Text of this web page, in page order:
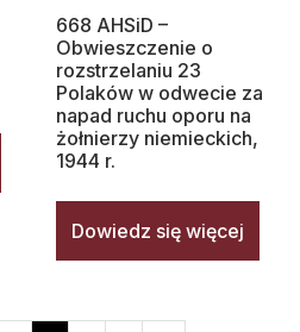
668 AHSiD –
Obwieszczenie o
rozstrzelaniu 23
Polaków w odwecie za
napad ruchu oporu na
żołnierzy niemieckich,
1944 r.
Dowiedz się więcej